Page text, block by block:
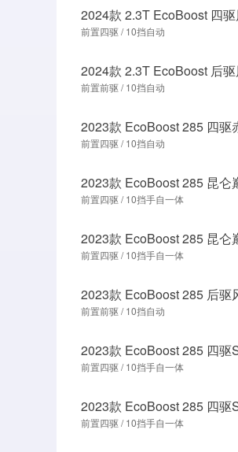
2024款 2.3T EcoBoost 四
前置四驱 / 10挡自动
2024款 2.3T EcoBoost 后
前置前驱 / 10挡自动
2023款 EcoBoost 285 四驱
前置四驱 / 10挡自动
2023款 EcoBoost 285 昆仑
前置四驱 / 10挡手自一体
2023款 EcoBoost 285 昆仑
前置四驱 / 10挡手自一体
2023款 EcoBoost 285 后驱
前置前驱 / 10挡自动
2023款 EcoBoost 285 四驱
前置四驱 / 10挡手自一体
2023款 EcoBoost 285 四驱
前置四驱 / 10挡手自一体